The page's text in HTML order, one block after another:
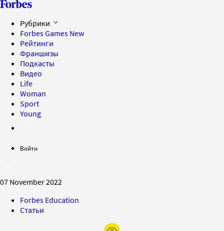
Рубрики
Forbes Games New
Рейтинги
Франшизы
Подкасты
Видео
Life
Woman
Sport
Young
Войти
07 November 2022
Forbes Education
Статьи